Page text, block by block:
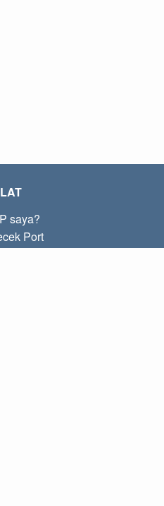
saya?
Port